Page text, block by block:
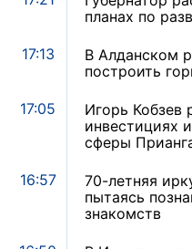
планах по
17:13
В Алданском
построить
17:05
Игорь Кобзев
инвестициях
сферы
16:57
70-летняя
пытаясь
знакомств